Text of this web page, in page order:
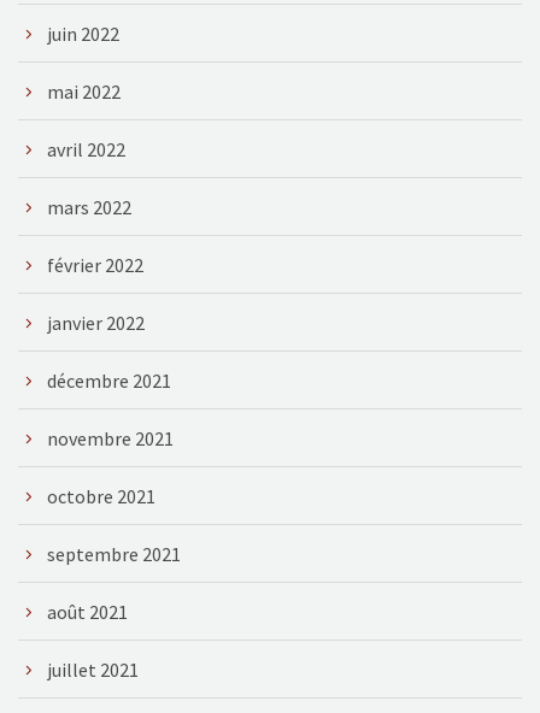
juin 2022
mai 2022
avril 2022
mars 2022
février 2022
janvier 2022
décembre 2021
novembre 2021
octobre 2021
septembre 2021
août 2021
juillet 2021